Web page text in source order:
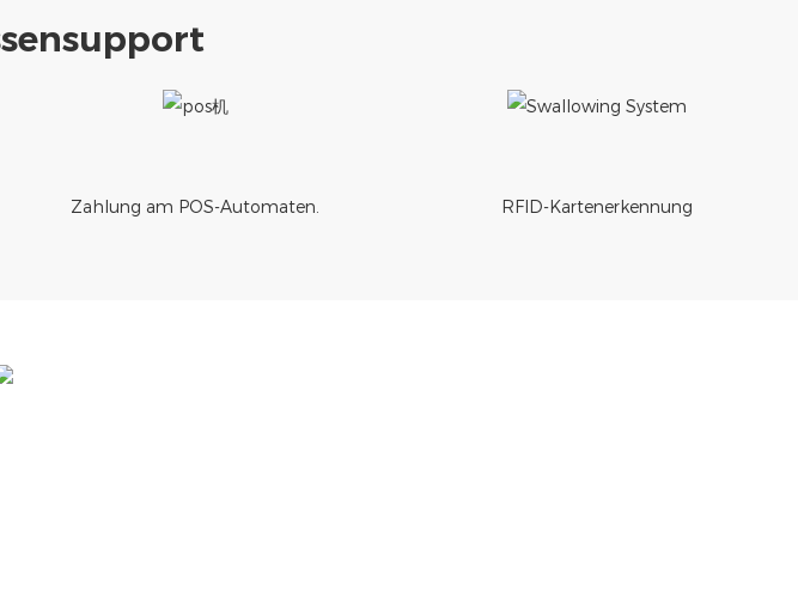
Zahlung am POS-Automaten. RFID-Kartenerkennung